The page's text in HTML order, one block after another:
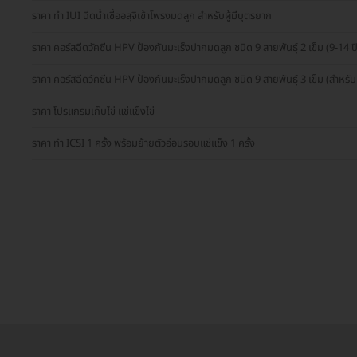
ราคา ทำ IUI ฉีดน้ำเชื้ออสุจิเข้าโพรงมดลูก สำหรับผู้มีบุตรยาก
ราคา คอร์สฉีดวัคซีน HPV ป้องกันมะเร็งปากมดลูก ชนิด 9 สายพันธุ์ 2 เข็ม (9-14
ราคา คอร์สฉีดวัคซีน HPV ป้องกันมะเร็งปากมดลูก ชนิด 9 สายพันธุ์ 3 เข็ม (สำหรั
ราคา โปรแกรมเก็บไข่ แช่แข็งไข่
ราคา ทำ ICSI 1 ครั้ง พร้อมย้ายตัวอ่อนรอบแช่แข็ง 1 ครั้ง